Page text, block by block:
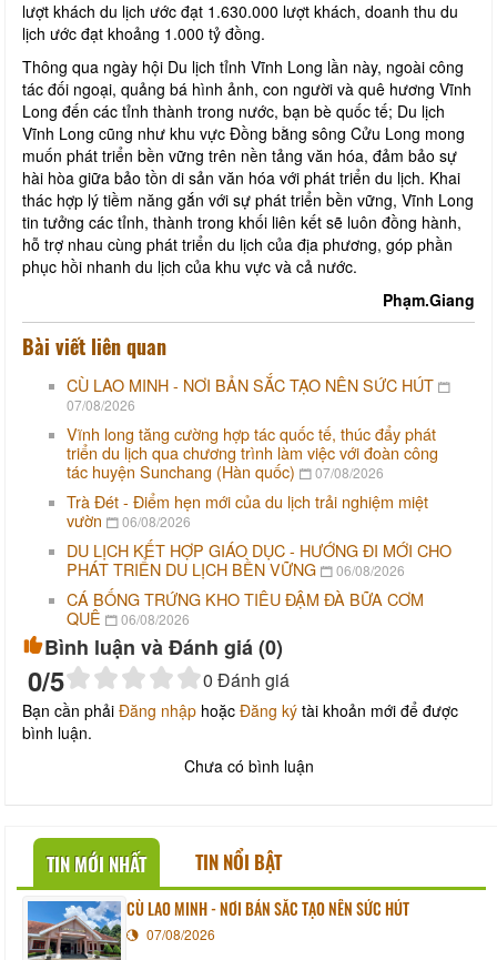
lượt khách du lịch ước đạt 1.630.000 lượt khách, doanh thu du
lịch ước đạt khoảng 1.000 tỷ đồng.
Thông qua ngày hội Du lịch tỉnh Vĩnh Long lần này, ngoài công
tác đối ngoại, quảng bá hình ảnh, con người và quê hương Vĩnh
Long đến các tỉnh thành trong nước, bạn bè quốc tế; Du lịch
Vĩnh Long cũng như khu vực Đồng bằng sông Cửu Long mong
muốn phát triển bền vững trên nền tảng văn hóa, đảm bảo sự
hài hòa giữa bảo tồn di sản văn hóa với phát triển du lịch. Khai
thác hợp lý tiềm năng gắn với sự phát triển bền vững, Vĩnh Long
tin tưởng các tỉnh, thành trong khối liên kết sẽ luôn đồng hành,
hỗ trợ nhau cùng phát triển du lịch của địa phương, góp phần
phục hồi nhanh du lịch của khu vực và cả nước.
Phạm.Giang
Bài viết liên quan
CÙ LAO MINH - NƠI BẢN SẮC TẠO NÊN SỨC HÚT
07/08/2026
Vĩnh long tăng cường hợp tác quốc tế, thúc đẩy phát
triển du lịch qua chương trình làm việc với đoàn công
tác huyện Sunchang (Hàn quốc)
07/08/2026
Trà Đét - Điểm hẹn mới của du lịch trải nghiệm miệt
vườn
06/08/2026
DU LỊCH KẾT HỢP GIÁO DỤC - HƯỚNG ĐI MỚI CHO
PHÁT TRIỂN DU LỊCH BỀN VỮNG
06/08/2026
CÁ BỐNG TRỨNG KHO TIÊU ĐẬM ĐÀ BỮA CƠM
QUÊ
06/08/2026
Bình luận và Đánh giá (0)
0/5 0 Đánh giá
Bạn cần phải Đăng nhập hoặc Đăng ký tài khoản mới để được
bình luận.
Chưa có bình luận
TIN MỚI NHẤT TIN NỔI BẬT
CÙ LAO MINH - NƠI BẢN SẮC TẠO NÊN SỨC HÚT
07/08/2026